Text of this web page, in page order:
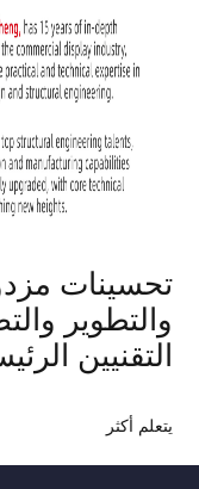
تحسينات
والتطوير
التقنيين
يتعلم أكثر